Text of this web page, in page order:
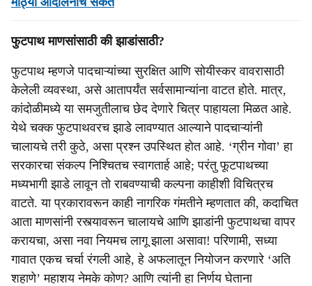
फुटपाथ माणसांसाठी की झाडांसाठी?
फुटपाथ म्हणजे पादचाऱ्यांच्या सुरक्षित आणि सोयीस्कर वावरासाठी
केलेली व्यवस्था, असे आतापर्यंत सर्वसामान्यांना वाटत होते. मात्र,
कांदोळीमध्ये या समजुतीलाच छेद देणारे चित्र पाहायला मिळत आहे.
येथे चक्क फुटपाथवरच झाडे लावण्यात आल्याने पादचाऱ्यांनी
चालायचे तरी कुठे, असा प्रश्न उपस्थित होत आहे. ‘ग्रीन गोवा’ हा
सरकारचा संकल्प निश्चितच स्वागतार्ह आहे; परंतु फूटपाथच्या
मध्यभागी झाडे लावून तो राबवण्याची कल्पना काहीशी विचित्रच
वाटते. या प्रकारावरून काही नागरिक गंमतीने म्हणतात की, कदाचित
आता माणसांनी रस्त्यावरून चालायचे आणि झाडांनी फुटपाथचा वापर
करायचा, असा नवा नियमच लागू झाला असावा! परिणामी, सध्या
गावात एकच चर्चा रंगली आहे, हे अफलातून नियोजन करणारे ‘अति
शहाणे’ महाशय नेमके कोण? आणि त्यांनी हा निर्णय घेताना